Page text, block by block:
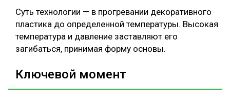
Суть технологии — в прогревании декоративного
пластика до определенной температуры. Высокая
температура и давление заставляют его
загибаться, принимая форму основы.
Ключевой момент